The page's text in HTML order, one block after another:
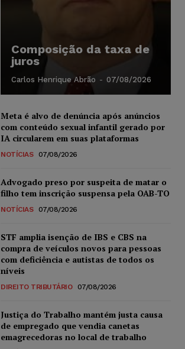
Composição da taxa de
juros
Carlos Henrique Abrão - 07/08/2026
Meta é alvo de denúncia após anúncios
com conteúdo sexual infantil gerado por
IA circularem em suas plataformas
NOTÍCIAS 07/08/2026
Advogado preso por suspeita de matar o
filho tem inscrição suspensa pela OAB-TO
NOTÍCIAS 07/08/2026
STF amplia isenção de IBS e CBS na
compra de veículos novos para pessoas
com deficiência e autistas de todos os
níveis
DIREITO TRIBUTÁRIO 07/08/2026
Justiça do Trabalho mantém justa causa
de empregado que vendia canetas
emagrecedoras no local de trabalho